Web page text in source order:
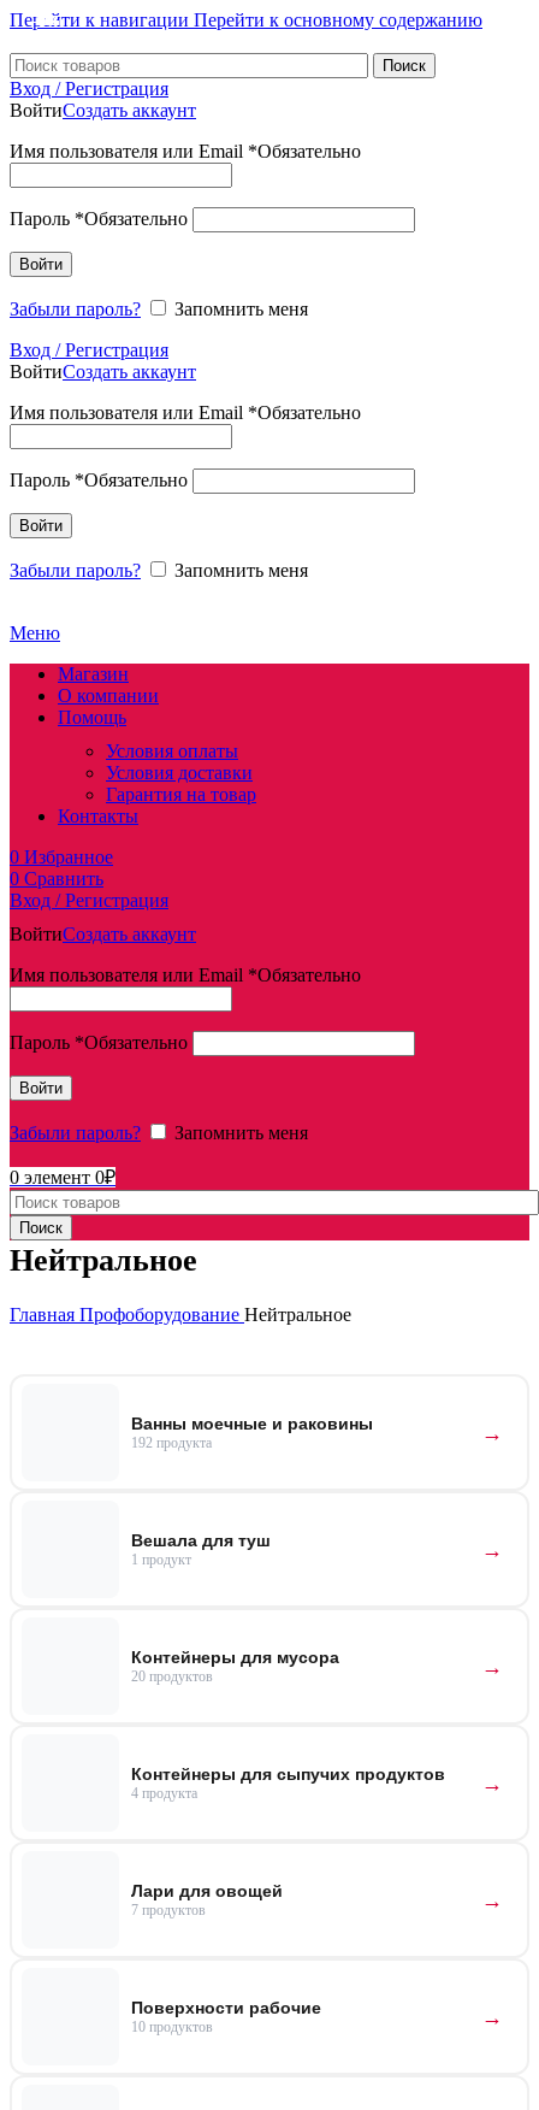
Перейти к навигации Перейти к основному содержанию
Поиск
Вход / Регистрация
ВойтиСоздать аккаунт
Имя пользователя или Email *Обязательно
Пароль *Обязательно
Войти
Забыли пароль?
Запомнить меня
Вход / Регистрация
ВойтиСоздать аккаунт
Имя пользователя или Email *Обязательно
Пароль *Обязательно
Войти
Забыли пароль? Запомнить меня
Меню
Магазин
О компании
Помощь
Условия оплаты
Условия доставки
Гарантия на товар
Контакты
0 Избранное
0 Сравнить
Вход / Регистрация
ВойтиСоздать аккаунт
Имя пользователя или Email *Обязательно
Пароль *Обязательно
Войти
Забыли пароль? Запомнить меня
0 элемент 0₽
Поиск
Нейтральное
Главная Профоборудование Нейтральное
Ванны моечные и раковины
192 продукта
Вешала для туш
1 продукт
Контейнеры для мусора
20 продуктов
Контейнеры для сыпучих продуктов
4 продукта
Лари для овощей
7 продуктов
Поверхности рабочие
10 продуктов
-17%
-4%
-7%
-8%
-8%
-5%
-7%
-4%
-5%
-23%
-7%
-8%
-30%
-28%
-15%
-8%
-8%
-4%
-5%
-4%
-8%
-7%
-4%
-6%
-7%
-6%
-6%
-7%
-6%
-5%
-8%
-6%
-4%
-7%
-5%